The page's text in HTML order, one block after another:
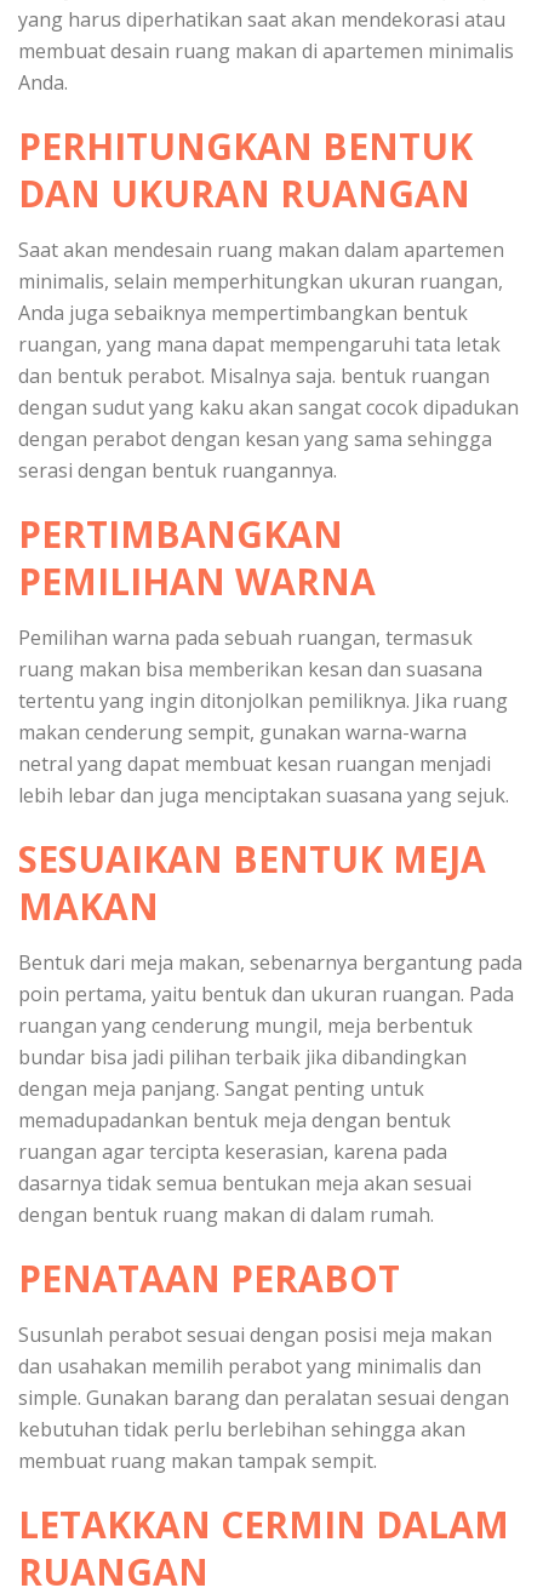
yang harus diperhatikan saat akan mendekorasi atau
membuat desain ruang makan di apartemen minimalis
Anda.
PERHITUNGKAN BENTUK
DAN UKURAN RUANGAN
Saat akan mendesain ruang makan dalam apartemen
minimalis, selain memperhitungkan ukuran ruangan,
Anda juga sebaiknya mempertimbangkan bentuk
ruangan, yang mana dapat mempengaruhi tata letak
dan bentuk perabot. Misalnya saja. bentuk ruangan
dengan sudut yang kaku akan sangat cocok dipadukan
dengan perabot dengan kesan yang sama sehingga
serasi dengan bentuk ruangannya.
PERTIMBANGKAN
PEMILIHAN WARNA
Pemilihan warna pada sebuah ruangan, termasuk
ruang makan bisa memberikan kesan dan suasana
tertentu yang ingin ditonjolkan pemiliknya. Jika ruang
makan cenderung sempit, gunakan warna-warna
netral yang dapat membuat kesan ruangan menjadi
lebih lebar dan juga menciptakan suasana yang sejuk.
SESUAIKAN BENTUK MEJA
MAKAN
Bentuk dari meja makan, sebenarnya bergantung pada
poin pertama, yaitu bentuk dan ukuran ruangan. Pada
ruangan yang cenderung mungil, meja berbentuk
bundar bisa jadi pilihan terbaik jika dibandingkan
dengan meja panjang. Sangat penting untuk
memadupadankan bentuk meja dengan bentuk
ruangan agar tercipta keserasian, karena pada
dasarnya tidak semua bentukan meja akan sesuai
dengan bentuk ruang makan di dalam rumah.
PENATAAN PERABOT
Susunlah perabot sesuai dengan posisi meja makan
dan usahakan memilih perabot yang minimalis dan
simple. Gunakan barang dan peralatan sesuai dengan
kebutuhan tidak perlu berlebihan sehingga akan
membuat ruang makan tampak sempit.
LETAKKAN CERMIN DALAM
RUANGAN